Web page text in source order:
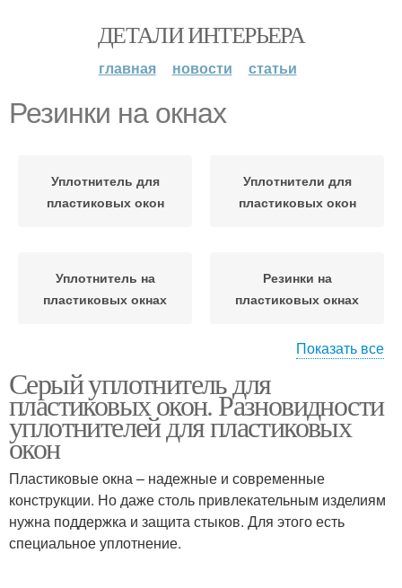
ДЕТАЛИ ИНТЕРЬЕРА
главная новости статьи
Резинки на окнах
Уплотнитель для
пластиковых окон
Уплотнители для
пластиковых окон
Уплотнитель на
пластиковых окнах
Резинки на
пластиковых окнах
Уплотнитель для окон
Показать все
Серый уплотнитель для
пластиковых окон. Разновидности
уплотнителей для пластиковых
окон
Пластиковые окна – надежные и современные
конструкции. Но даже столь привлекательным изделиям
нужна поддержка и защита стыков. Для этого есть
специальное уплотнение.